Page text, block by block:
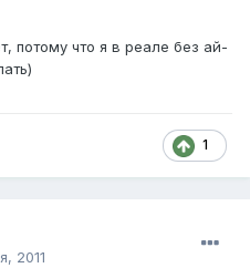
потому что я в реале без ай-
1
2011